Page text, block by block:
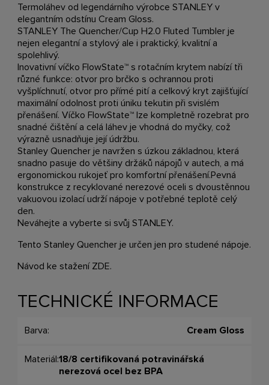
Termoláhev od legendárního výrobce STANLEY v
elegantním odstínu Cream Gloss.
STANLEY The Quencher/Cup H2.0 Fluted Tumbler je
nejen elegantní a stylový ale i praktický, kvalitní a
spolehlivý.
Inovativní víčko FlowState™ s rotačním krytem nabízí tři
různé funkce: otvor pro brčko s ochrannou proti
vyšplíchnutí, otvor pro přímé pití a celkový kryt zajišťující
maximální odolnost proti úniku tekutin při svislém
přenášení. Víčko FlowState™ lze kompletně rozebrat pro
snadné čištění a celá láhev je vhodná do myčky, což
výrazně usnadňuje její údržbu.
Stanley Quencher je navržen s úzkou základnou, která
snadno pasuje do většiny držáků nápojů v autech, a má
ergonomickou rukojeť pro komfortní přenášení.Pevná
konstrukce z recyklované nerezové oceli s dvoustěnnou
vakuovou izolací udrží nápoje v potřebné teplotě celý
den.
Neváhejte a vyberte si svůj STANLEY.
Tento Stanley Quencher je určen jen pro studené nápoje.
Návod ke stažení ZDE.
TECHNICKÉ INFORMACE
Barva: Cream Gloss
Materiál:18/8 certifikovaná potravinářská
nerezová ocel bez BPA